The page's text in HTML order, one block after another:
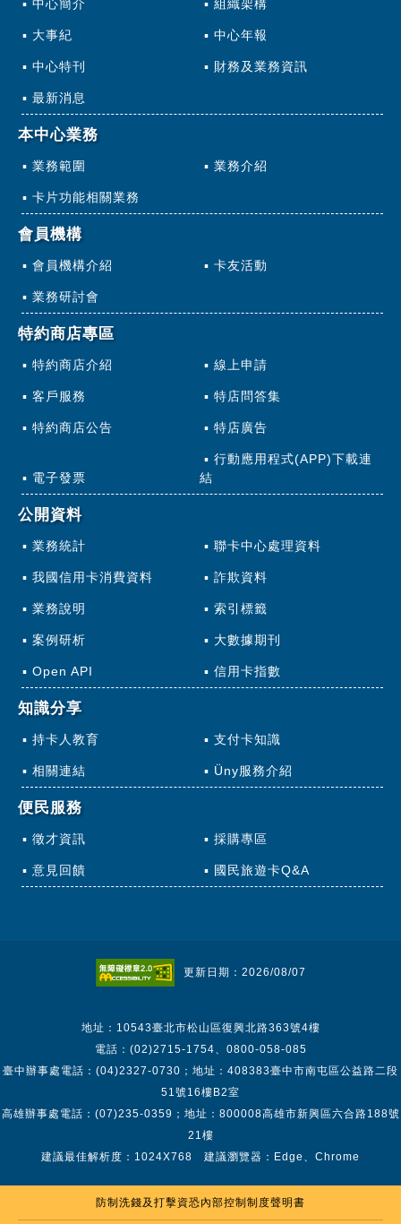
中心簡介 組織架構
大事紀 中心年報
中心特刊 財務及業務資訊
最新消息
本中心業務
業務範圍 業務介紹
卡片功能相關業務
會員機構
會員機構介紹 卡友活動
業務研討會
特約商店專區
特約商店介紹 線上申請
客戶服務 特店問答集
特約商店公告 特店廣告
電子發票
行動應用程式(APP)下載連
結
公開資料
業務統計 聯卡中心處理資料
我國信用卡消費資料 詐欺資料
業務說明 索引標籤
案例研析 大數據期刊
Open API 信用卡指數
知識分享
持卡人教育 支付卡知識
相關連結 Üny服務介紹
便民服務
徵才資訊 採購專區
意見回饋 國民旅遊卡Q&A
更新日期：2026/08/07
地址：10543臺北市松山區復興北路363號4樓
電話：(02)2715-1754、0800-058-085
臺中辦事處電話：(04)2327-0730；地址：408383臺中市南屯區公益路二段
51號16樓B2室
高雄辦事處電話：(07)235-0359；地址：800008高雄市新興區六合路188號
21樓
建議最佳解析度：1024X768 建議瀏覽器：Edge、Chrome
防制洗錢及打擊資恐內部控制制度聲明書